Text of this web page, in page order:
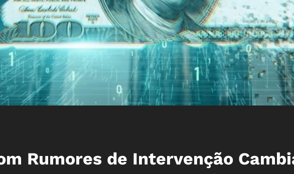
Rumores de Intervenção